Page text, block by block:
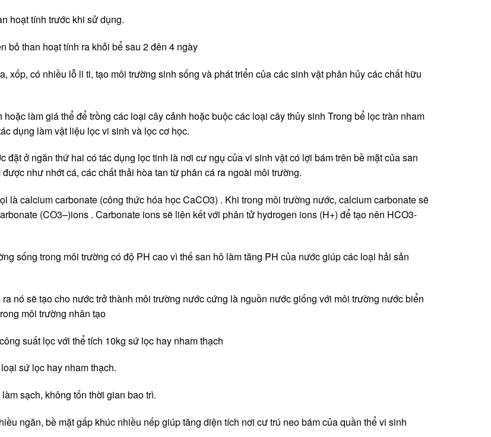
hoạt tính trước khi sử dụng.
bỏ than hoạt tính ra khỏi bể sau 2 đên 4 ngày
xốp, có nhiều lỗ li ti, tạo môi trường sinh sống và phát triển của các sinh vật phân hủy các chất hữu
làm giá thể để trồng các loại cây cảnh hoặc buộc các loại cây thủy sinh Trong bể lọc tràn nham
dụng làm vật liệu lọc vi sinh và lọc cơ học.
ở ngăn thứ hai có tác dụng lọc tinh là nơi cư ngụ của vi sinh vật có lợi bám trên bề mặt của san
như nhớt cá, các chất thải hòa tan từ phân cá ra ngoài môi trường.
là calcium carbonate (công thức hóa học CaCO3) . Khi trong môi trường nước, calcium carbonate sẽ
(CO3–)ions . Carbonate ions sẽ liên kết với phân tử hydrogen ions (H+) để tạo nên HCO3-
sống trong môi trường có độ PH cao vì thế san hô làm tăng PH của nước giúp các loại hải sản
nó sẽ tạo cho nước trở thành môi trường nước cứng là nguồn nước giống với môi trường nước biển
môi trường nhân tạo
suất lọc với thể tích 10kg sứ lọc hay nham thạch
sứ lọc hay nham thạch.
sạch, không tốn thời gian bao trì.
ngăn, bề mặt gấp khúc nhiều nếp giúp tăng diện tích nơi cư trú neo bám của quần thể vi sinh